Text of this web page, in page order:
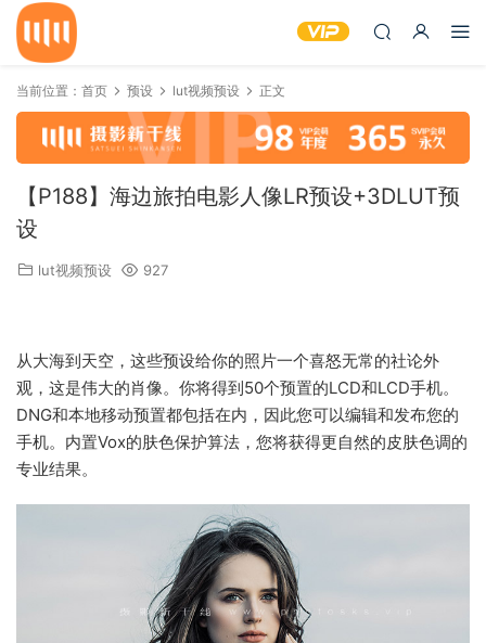
当前位置： 首页 预设 lut视频预设 正文
【P188】海边旅拍电影人像LR预设+3DLUT预
设
lut视频预设 927
从大海到天空，这些预设给你的照片一个喜怒无常的社论外
观，这是伟大的肖像。你将得到50个预置的LCD和LCD手机。
DNG和本地移动预置都包括在内，因此您可以编辑和发布您的
手机。内置Vox的肤色保护算法，您将获得更自然的皮肤色调的
专业结果。